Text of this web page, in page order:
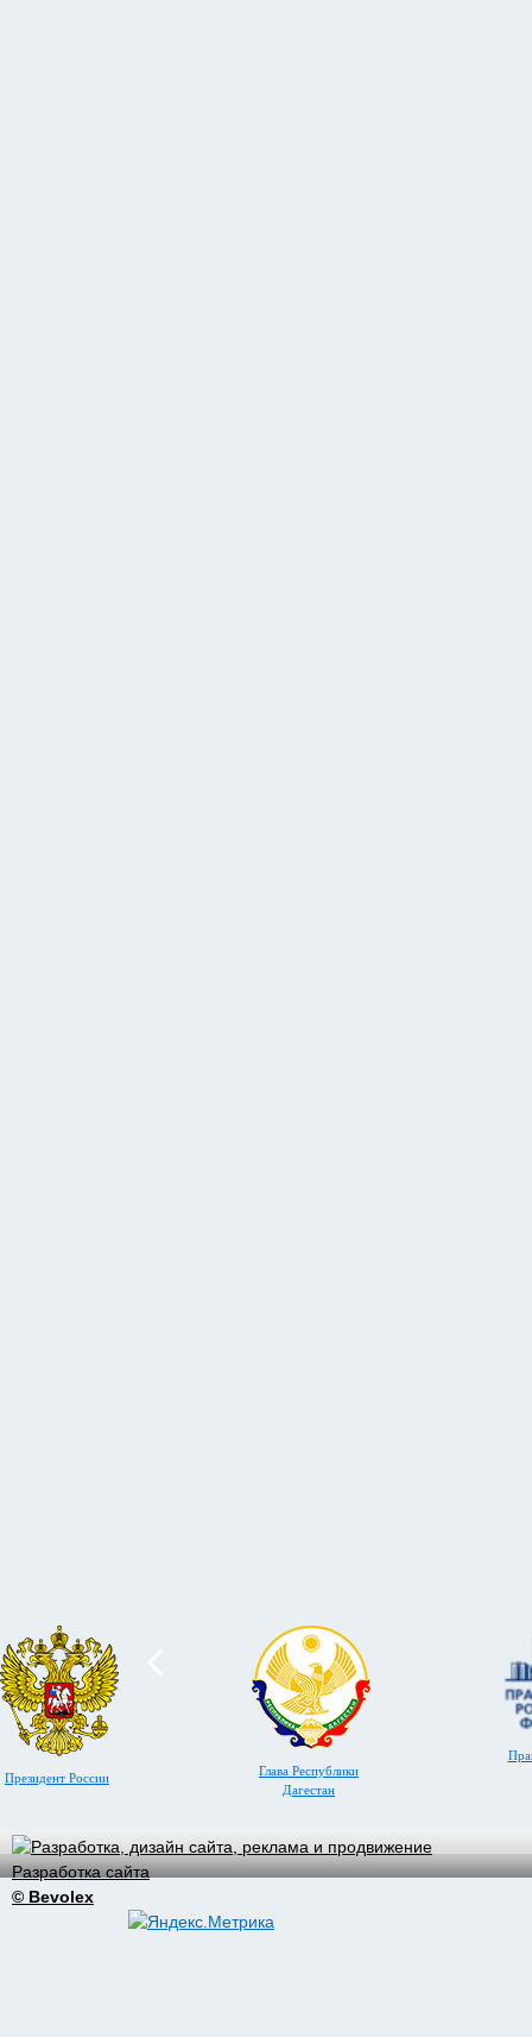
Президент России
Глава Республики
Дагестан
Разработка сайта
© Bevolex